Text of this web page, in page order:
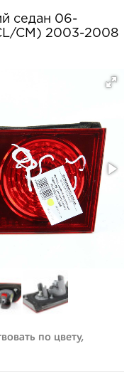
седан 06-
CM) 2003-2008
по цвету,